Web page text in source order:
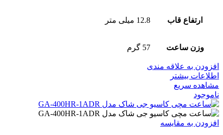
ارتفاع قاب 12.8 میلی متر
وزن ساعت 57 گرم
افزودن به علاقه مندی
اطلاعات بیشتر
مشاهده سریع
ناموجود
افزودن به مقایسه